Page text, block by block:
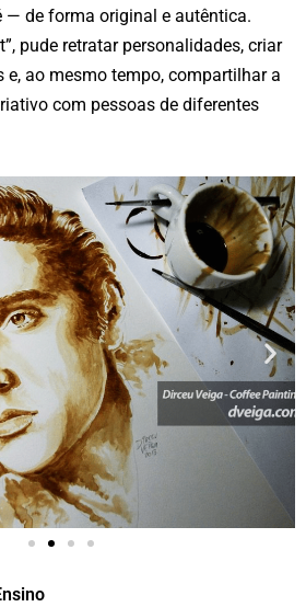
— de forma original e autêntica.
pude retratar personalidades, criar
e, ao mesmo tempo, compartilhar a
com pessoas de diferentes